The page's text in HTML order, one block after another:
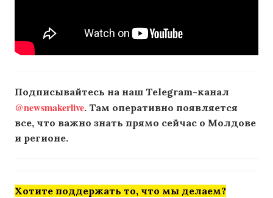
Подписывайтесь на наш Telegram-канал
@newsmakerlive. Там оперативно появляется
все, что важно знать прямо сейчас о Молдове
и регионе.
Хотите поддержать то, что мы делаем?